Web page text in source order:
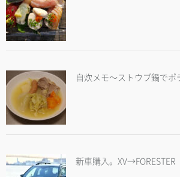
自炊メモ～ストウブ鍋でポ
新車購入。XV→FORESTER